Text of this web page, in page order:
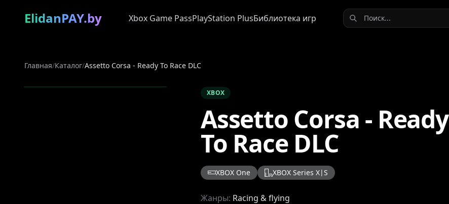
ElidanPAY.by Xbox Game PassPlayStation PlusБиблиотека игр
Главная/Каталог/Assetto Corsa - Ready To Race DLC
XBOX
Assetto Corsa - Ready
To Race DLC
XBOX One XBOX Series X|S
Жанры: Racing & flying